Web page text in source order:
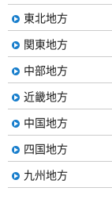
東北地方
関東地方
中部地方
近畿地方
中国地方
四国地方
九州地方